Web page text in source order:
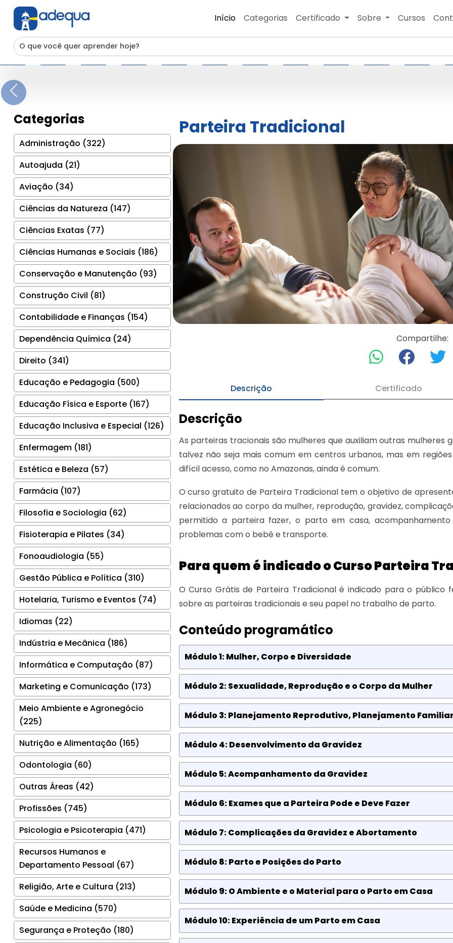
Início Categorias Certificado Sobre Cursos
Previous
Categorias
Administração (322)
Autoajuda (21)
Aviação (34)
Ciências da Natureza (147)
Ciências Exatas (77)
Ciências Humanas e Sociais (186)
Conservação e Manutenção (93)
Construção Civil (81)
Contabilidade e Finanças (154)
Dependência Química (24)
Direito (341)
Educação e Pedagogia (500)
Educação Física e Esporte (167)
Educação Inclusiva e Especial (126)
Enfermagem (181)
Estética e Beleza (57)
Farmácia (107)
Filosofia e Sociologia (62)
Fisioterapia e Pilates (34)
Fonoaudiologia (55)
Gestão Pública e Política (310)
Hotelaria, Turismo e Eventos (74)
Idiomas (22)
Indústria e Mecânica (186)
Informática e Computação (87)
Marketing e Comunicação (173)
Meio Ambiente e Agronegócio
(225)
Nutrição e Alimentação (165)
Odontologia (60)
Outras Áreas (42)
Profissões (745)
Psicologia e Psicoterapia (471)
Recursos Humanos e
Departamento Pessoal (67)
Religião, Arte e Cultura (213)
Saúde e Medicina (570)
Segurança e Proteção (180)
Parteira Tradicional
Compartilhe:
Descrição Certificado
Descrição
As parteiras tracionais são mulheres que auxiliam outras
talvez não seja mais comum em centros urbanos, mas em
difícil acesso, como no Amazonas, ainda é comum.
O curso gratuito de Parteira Tradicional tem o objetivo de
relacionados ao corpo da mulher, reprodução, gravidez,
permitido a parteira fazer, o parto em casa,
problemas com o bebê e transporte.
Para quem é indicado o Curso Parteira
O Curso Grátis de Parteira Tradicional é indicado para o público
sobre as parteiras tradicionais e seu papel no trabalho de parto.
Conteúdo programático
Módulo 1: Mulher, Corpo e Diversidade
Módulo 2: Sexualidade, Reprodução e o Corpo da Mulher
Módulo 3: Planejamento Reprodutivo, Planejamento
Módulo 4: Desenvolvimento da Gravidez
Módulo 5: Acompanhamento da Gravidez
Módulo 6: Exames que a Parteira Pode e Deve Fazer
Módulo 7: Complicações da Gravidez e Abortamento
Módulo 8: Parto e Posições do Parto
Módulo 9: O Ambiente e o Material para o Parto em Casa
Módulo 10: Experiência de um Parto em Casa